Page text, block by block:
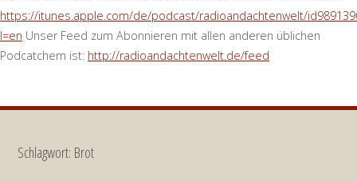
https://itunes.apple.com/de/podcast/radioandachtenwelt/
l=en Unser Feed zum Abonnieren mit allen anderen üblichen
Podcatchern ist: http://radioandachtenwelt.de/feed
Schlagwort: Brot